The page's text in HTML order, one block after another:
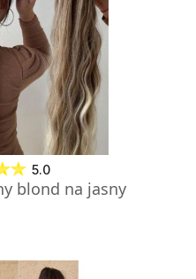
5.0
blond na jasny